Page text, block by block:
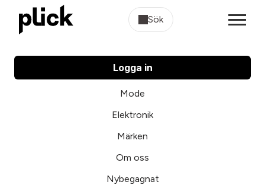
Sök
Logga in
Mode
Elektronik
Märken
Om oss
Nybegagnat